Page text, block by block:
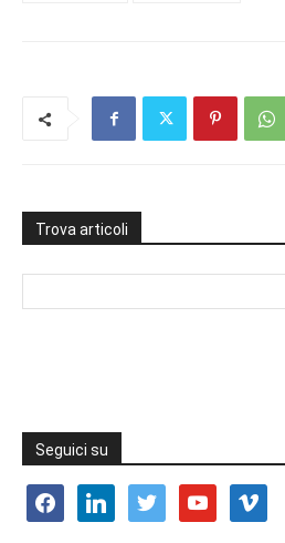
Trova articoli
Seguici su
facebooklinkedin twitter youtube vimeo